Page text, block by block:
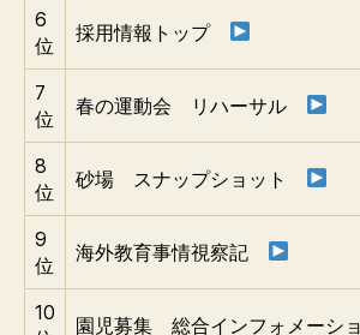
6
位
採用情報トップ
7
位
春の運動会 リハーサル
8
位
砂場 スナップショット
9
位
海外教育事情視察記
10
園児募集 総合インフォメーシ